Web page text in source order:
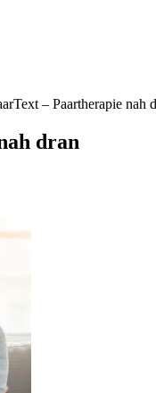
– Paartherapie nah
dran